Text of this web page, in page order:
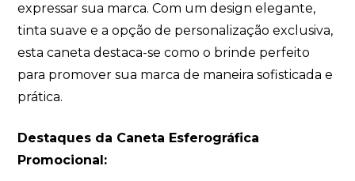
expressar sua marca. Com um design elegante,
tinta suave e a opção de personalização exclusiva,
esta caneta destaca-se como o brinde perfeito
para promover sua marca de maneira sofisticada e
prática.
Destaques da Caneta Esferográfica
Promocional: